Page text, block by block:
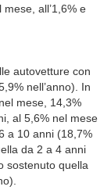
mese, all’1,6% e
autovetture con
nell’anno). In
mese, 14,3%
al 5,6% nel mese
a 10 anni (18,7%
da 2 a 4 anni
sostenuto quella